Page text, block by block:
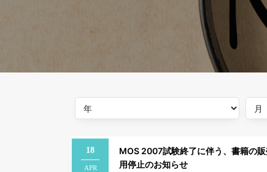
18
APR
MOS 2007試験終了に伴う、書籍の
用停止のお知らせ